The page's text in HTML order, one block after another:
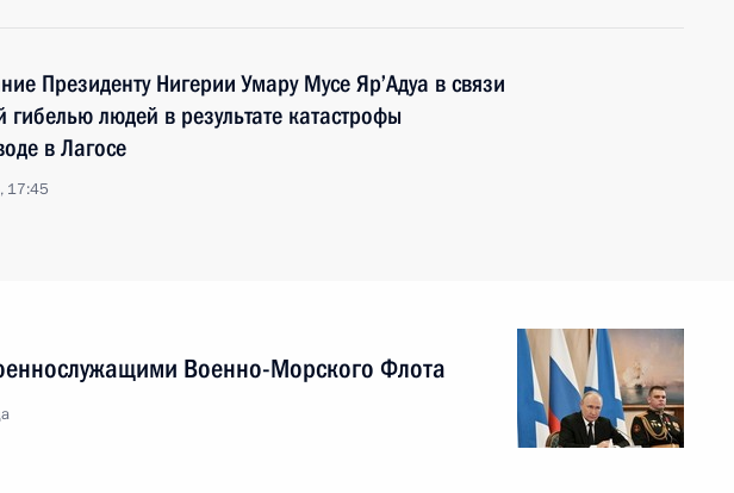
Президенту Нигерии Умару Мусе Яр’Адуа в связи
гибелью людей в результате катастрофы
в Лагосе
17:45
Военно-Морского Флота